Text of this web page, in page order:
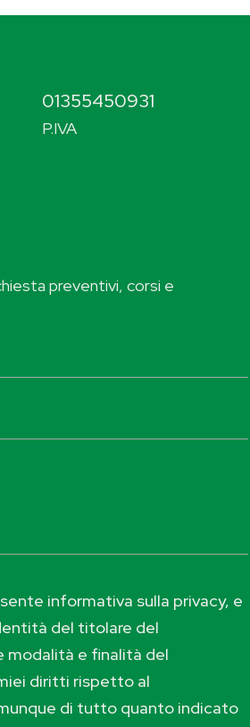
01355450931
P.IVA
preventivi, corsi e
informativa sulla privacy, e
del titolare del
e finalità del
diritti rispetto al
di tutto quanto indicato